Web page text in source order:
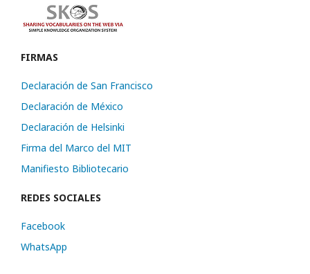
FIRMAS
Declaración de San Francisco
Declaración de México
Declaración de Helsinki
Firma del Marco del MIT
Manifiesto Bibliotecario
REDES SOCIALES
Facebook
WhatsApp